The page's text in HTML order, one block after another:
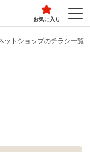
お気に入り
ットショップのチラシ一覧